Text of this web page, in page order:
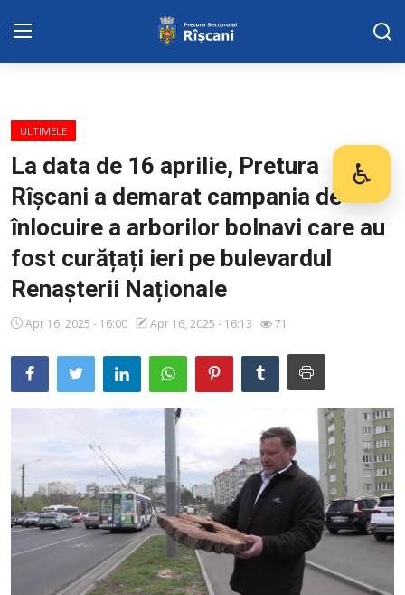
♿
DISPOZITIILE PRETORULUI
Adresa: str. Kiev 3 | tel: +373 (22) 44 10
98 | mail: pretura.riscani@gmail.com
SERVICII SECTOR
ADMINISTRAŢIA
Transparența
Proiecte
Sectorul Rîșcani
Căutați pe Internet
ULTIMELE
La data de 16 aprilie, Pretura
Rîșcani a demarat campania de
înlocuire a arborilor bolnavi care au
fost curățați ieri pe bulevardul
Renașterii Naționale
Apr 16, 2025 - 16:00 Apr 16, 2025 - 16:13 71